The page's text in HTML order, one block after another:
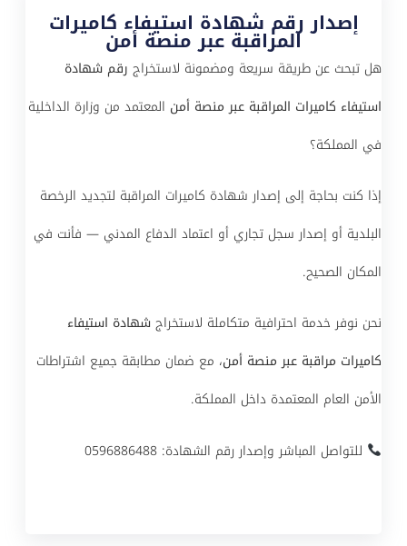
إصدار رقم شهادة استيفاء كاميرات
المراقبة عبر منصة أمن
هل تبحث عن طريقة سريعة ومضمونة لاستخراج رقم شهادة
استيفاء كاميرات المراقبة عبر منصة أمن المعتمد من وزارة الداخلية
في المملكة؟
إذا كنت بحاجة إلى إصدار شهادة كاميرات المراقبة لتجديد الرخصة
البلدية أو إصدار سجل تجاري أو اعتماد الدفاع المدني — فأنت في
المكان الصحيح.
نحن نوفر خدمة احترافية متكاملة لاستخراج شهادة استيفاء
كاميرات مراقبة عبر منصة أمن، مع ضمان مطابقة جميع اشتراطات
الأمن العام المعتمدة داخل المملكة.
للتواصل المباشر وإصدار رقم الشهادة: 0596886488